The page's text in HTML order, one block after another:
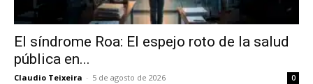
El síndrome Roa: El espejo roto de la salud
pública en...
Claudio Teixeira - 5 de agosto de 2026 0